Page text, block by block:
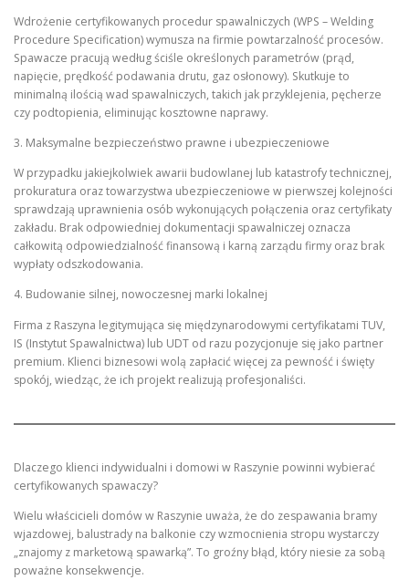
Wdrożenie certyfikowanych procedur spawalniczych (WPS – Welding
Procedure Specification) wymusza na firmie powtarzalność procesów.
Spawacze pracują według ściśle określonych parametrów (prąd,
napięcie, prędkość podawania drutu, gaz osłonowy). Skutkuje to
minimalną ilością wad spawalniczych, takich jak przyklejenia, pęcherze
czy podtopienia, eliminując kosztowne naprawy.
3. Maksymalne bezpieczeństwo prawne i ubezpieczeniowe
W przypadku jakiejkolwiek awarii budowlanej lub katastrofy technicznej,
prokuratura oraz towarzystwa ubezpieczeniowe w pierwszej kolejności
sprawdzają uprawnienia osób wykonujących połączenia oraz certyfikaty
zakładu. Brak odpowiedniej dokumentacji spawalniczej oznacza
całkowitą odpowiedzialność finansową i karną zarządu firmy oraz brak
wypłaty odszkodowania.
4. Budowanie silnej, nowoczesnej marki lokalnej
Firma z Raszyna legitymująca się międzynarodowymi certyfikatami TUV,
IS (Instytut Spawalnictwa) lub UDT od razu pozycjonuje się jako partner
premium. Klienci biznesowi wolą zapłacić więcej za pewność i święty
spokój, wiedząc, że ich projekt realizują profesjonaliści.
Dlaczego klienci indywidualni i domowi w Raszynie powinni wybierać
certyfikowanych spawaczy?
Wielu właścicieli domów w Raszynie uważa, że do zespawania bramy
wjazdowej, balustrady na balkonie czy wzmocnienia stropu wystarczy
„znajomy z marketową spawarką”. To groźny błąd, który niesie za sobą
poważne konsekwencje.